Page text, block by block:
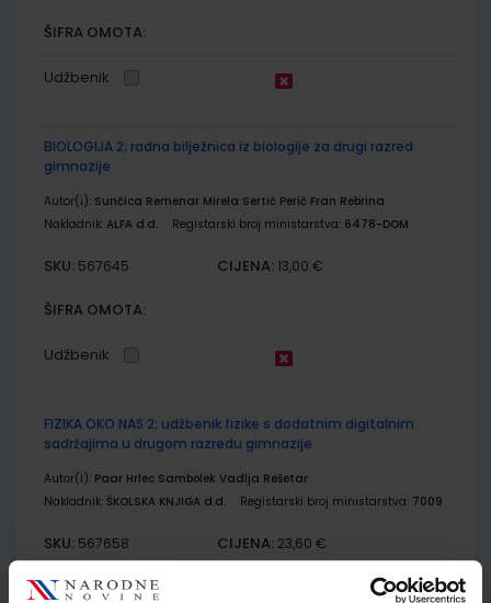
ŠIFRA OMOTA:
Udžbenik
BIOLOGIJA 2; radna bilježnica iz biologije za drugi razred
gimnazije
Autor(i): Sunčica Remenar Mirela Sertić Perić Fran Rebrina
Nakladnik: ALFA d.d. Registarski broj ministarstva: 6478-DOM
SKU: 567645 CIJENA: 13,00 €
ŠIFRA OMOTA:
Udžbenik
FIZIKA OKO NAS 2; udžbenik fizike s dodatnim digitalnim
sadržajima u drugom razredu gimnazije
Autor(i): Paar Hrlec Sambolek Vadlja Rešetar
Nakladnik: ŠKOLSKA KNJIGA d.d. Registarski broj ministarstva: 7009
SKU: 567658 CIJENA: 23,60 €
ŠIFRA OMOTA: